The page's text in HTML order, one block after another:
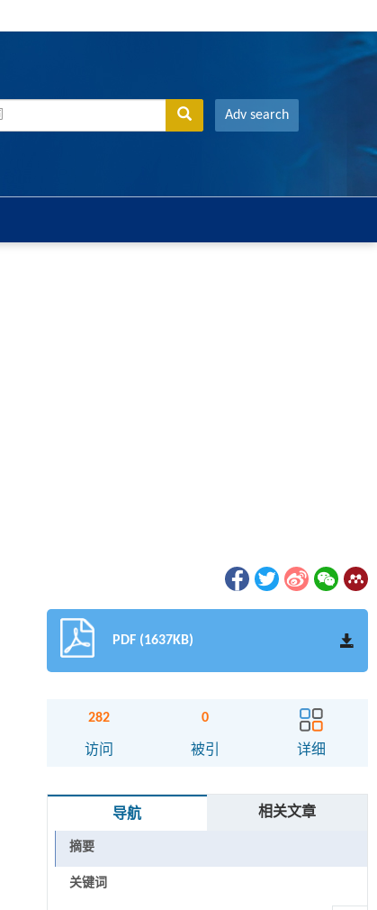
Adv search
PDF (1637KB)
282
访问
0
被引 详细
导航 相关文章
摘要
关键词